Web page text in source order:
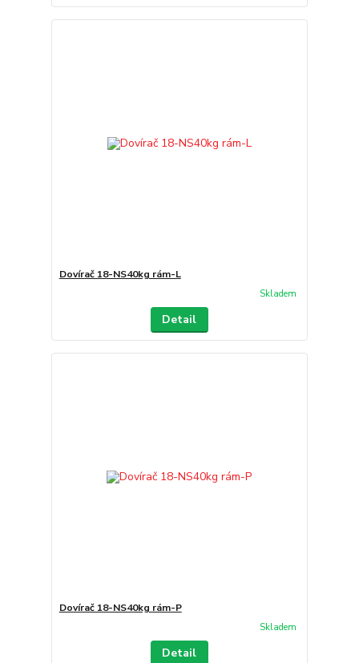
Dovírač 18-NS40kg rám-L
Skladem
Detail
Dovírač 18-NS40kg rám-P
Skladem
Detail